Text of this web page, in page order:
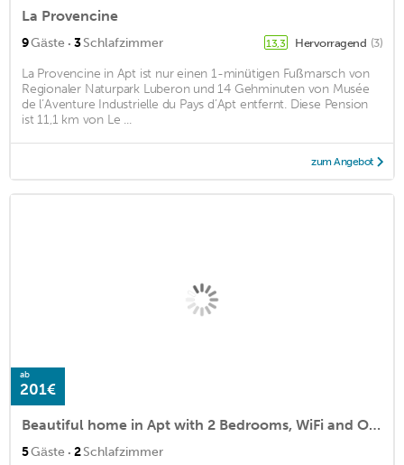
La Provencine
9Gäste · 3Schlafzimmer 13,3 Hervorragend (3)
La Provencine in Apt ist nur einen 1-minütigen Fußmarsch von
Regionaler Naturpark Luberon und 14 Gehminuten von Musée
de l’Aventure Industrielle du Pays d’Apt entfernt. Diese Pension
ist 11,1 km von Le ...
zum Angebot
ab
201€
Beautiful home in Apt with 2 Bedrooms, WiFi and Outdoor swimming pool
5Gäste · 2Schlafzimmer